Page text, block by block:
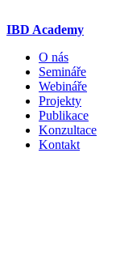
IBD Academy
O nás
Semináře
Webináře
Projekty
Publikace
Konzultace
Kontakt